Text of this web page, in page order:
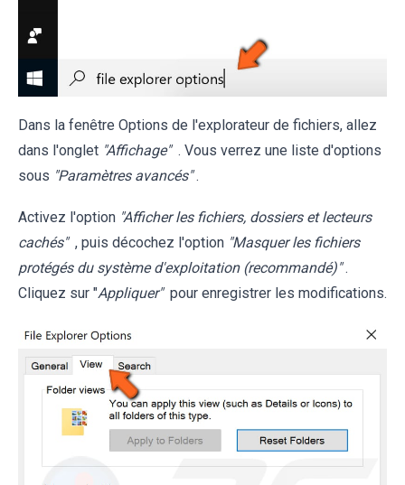
Dans la fenêtre Options de l'explorateur de fichiers, allez
dans l'onglet "Affichage" . Vous verrez une liste d'options
sous "Paramètres avancés" .
Activez l'option "Afficher les fichiers, dossiers et lecteurs
cachés" , puis décochez l'option "Masquer les fichiers
protégés du système d'exploitation (recommandé)" .
Cliquez sur "Appliquer" pour enregistrer les modifications.